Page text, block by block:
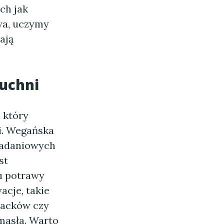
jak
uczymy
który
Wegańska
potrawy
takie
czy
Warto